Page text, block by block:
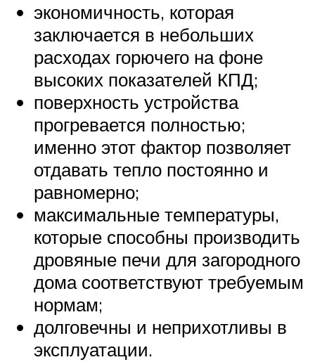
экономичность, которая
заключается в небольших
расходах горючего на фоне
высоких показателей КПД;
поверхность устройства
прогревается полностью;
именно этот фактор позволяет
отдавать тепло постоянно и
равномерно;
максимальные температуры,
которые способны производить
дровяные печи для загородного
дома соответствуют требуемым
нормам;
долговечны и неприхотливы в
эксплуатации.